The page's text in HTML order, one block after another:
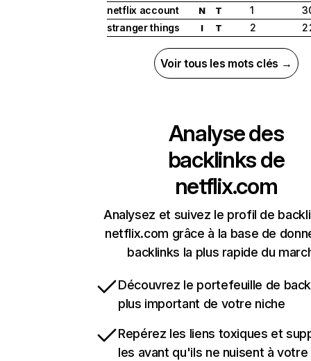
netflix account
N T 1
stranger things
I T 2 2
Voir tous les mots clés →
Analyse des
backlinks de
netflix.com
Analysez et suivez le profil de
netflix.com grâce à la base de
backlinks la plus rapide du
Découvrez le portefeuille de
plus important de votre niche
Repérez les liens toxiques et
les avant qu'ils ne nuisent à